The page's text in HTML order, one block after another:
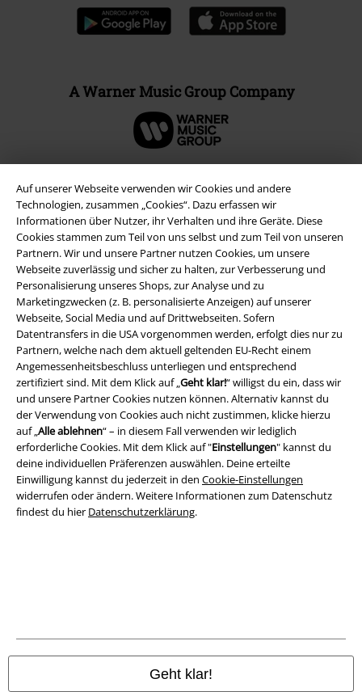
Auf unserer Webseite verwenden wir Cookies und andere
Technologien, zusammen „Cookies“. Dazu erfassen wir
Informationen über Nutzer, ihr Verhalten und ihre Geräte. Diese
Cookies stammen zum Teil von uns selbst und zum Teil von unseren
Partnern. Wir und unsere Partner nutzen Cookies, um unsere
Webseite zuverlässig und sicher zu halten, zur Verbesserung und
Personalisierung unseres Shops, zur Analyse und zu
Marketingzwecken (z. B. personalisierte Anzeigen) auf unserer
Webseite, Social Media und auf Drittwebseiten. Sofern
Datentransfers in die USA vorgenommen werden, erfolgt dies nur zu
Partnern, welche nach dem aktuell geltenden EU-Recht einem
Angemessenheitsbeschluss unterliegen und entsprechend
zertifiziert sind. Mit dem Klick auf „Geht klar!“ willigst du ein, dass wir
und unsere Partner Cookies nutzen können. Alternativ kannst du
der Verwendung von Cookies auch nicht zustimmen, klicke hierzu
auf „Alle ablehnen“ – in diesem Fall verwenden wir lediglich
erforderliche Cookies. Mit dem Klick auf "Einstellungen" kannst du
deine individuellen Präferenzen auswählen. Deine erteilte
Einwilligung kannst du jederzeit in den Cookie-Einstellungen
widerrufen oder ändern. Weitere Informationen zum Datenschutz
findest du hier Datenschutzerklärung.
Geht klar!
A Warner Music Group Company
Rechtliches
AGB
Impressum
Datenschutz
Entsorgung und Umweltschutz
Konformitätserklärung
© 1986-2026 E.M.P. Merchandising HGmbH